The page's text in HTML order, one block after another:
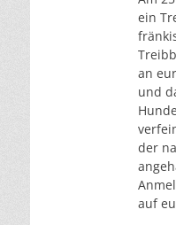
ein
an
und
der
auf